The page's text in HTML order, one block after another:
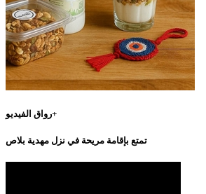
رواق الفيديو+
تمتع بإقامة مريحة في نزل مهدية بلاص